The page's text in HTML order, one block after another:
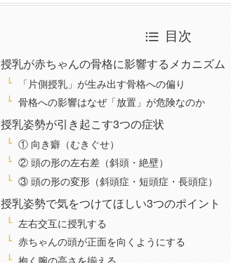
目次
授乳が赤ちゃんの骨格に影響するメカニズム
「片側授乳」が生み出す骨格への偏り
骨格への影響はなぜ「放置」が危険なのか
授乳姿勢が引き起こす3つの症状
① 向き癖（むきぐせ）
② 頭の形の左右差（斜頭・絶壁）
③ 頭の形の変形（斜頭症・短頭症・長頭症）
授乳姿勢で気をつけてほしい3つのポイント
左右交互に授乳する
赤ちゃんの頭が正面を向くようにする
抱く腕の高さを揃える